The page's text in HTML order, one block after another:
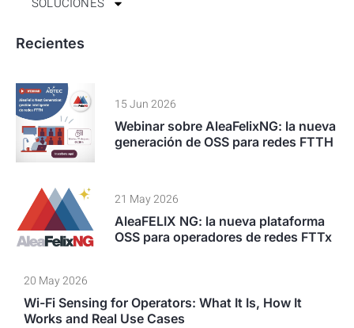
Recientes
15 Jun 2026
Webinar sobre AleaFelixNG: la nueva
generación de OSS para redes FTTH
21 May 2026
AleaFELIX NG: la nueva plataforma
OSS para operadores de redes FTTx
20 May 2026
Wi-Fi Sensing for Operators: What It Is, How It
Works and Real Use Cases